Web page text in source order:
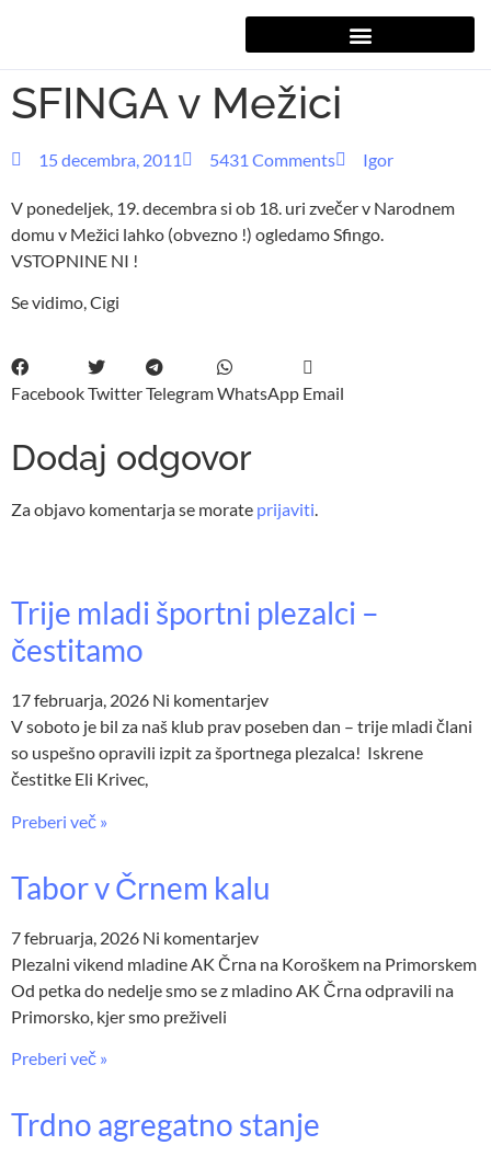
SFINGA v Mežici
15 decembra, 2011 5431 Comments Igor
V ponedeljek, 19. decembra si ob 18. uri zvečer v Narodnem
domu v Mežici lahko (obvezno !) ogledamo Sfingo.
VSTOPNINE NI !
Se vidimo, Cigi
FacebookTwitterTelegramWhatsApp Email
Dodaj odgovor
Za objavo komentarja se morate prijaviti
Trije mladi športni plezalci –
čestitamo
17 februarja, 2026 Ni komentarjev
V soboto je bil za naš klub prav poseben dan – trije mladi člani
so uspešno opravili izpit za športnega plezalca! Iskrene
čestitke Eli Krivec,
Preberi več »
Tabor v Črnem kalu
7 februarja, 2026 Ni komentarjev
Plezalni vikend mladine AK Črna na Koroškem na Primorskem
Od petka do nedelje smo se z mladino AK Črna odpravili na
Primorsko, kjer smo preživeli
Preberi več »
Trdno agregatno stanje